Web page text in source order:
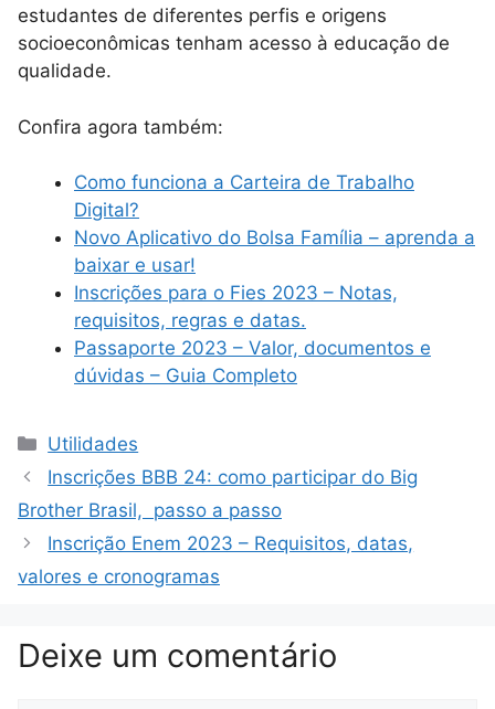
estudantes de diferentes perfis e origens
socioeconômicas tenham acesso à educação de
qualidade.
Confira agora também:
Como funciona a Carteira de Trabalho
Digital?
Novo Aplicativo do Bolsa Família – aprenda a
baixar e usar!
Inscrições para o Fies 2023 – Notas,
requisitos, regras e datas.
Passaporte 2023 – Valor, documentos e
dúvidas – Guia Completo
Categorias
Utilidades
Inscrições BBB 24: como participar do Big
Brother Brasil, passo a passo
Inscrição Enem 2023 – Requisitos, datas,
valores e cronogramas
Deixe um comentário